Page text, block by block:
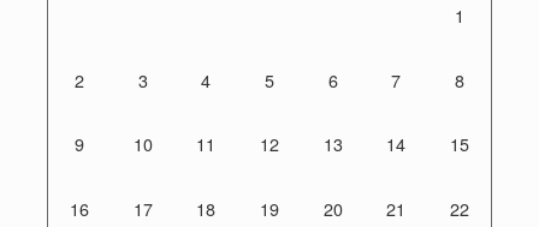
1
2 3 4 5 6 7 8
9 10 11 12 13 14 15
16 17 18 19 20 21 22